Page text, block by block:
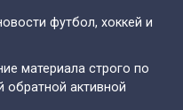
футбол, хоккей и
материала строго по
обратной активной